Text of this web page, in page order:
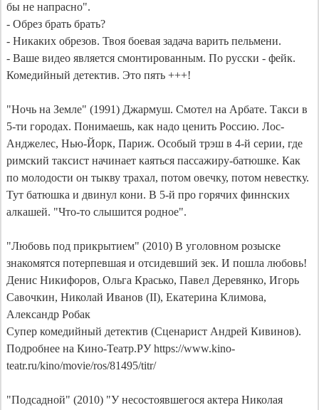
бы не напрасно".
- Обрез брать брать?
- Никаких обрезов. Твоя боевая задача варить пельмени.
- Ваше видео является смонтированным. По русски - фейк.
Комедийный детектив. Это пять +++!
"Ночь на Земле" (1991) Джармуш. Смотел на Арбате. Такси в
5-ти городах. Понимаешь, как надо ценить Россию. Лос-
Анджелес, Нью-Йорк, Париж. Особый трэш в 4-й серии, где
римский таксист начинает каяться пассажиру-батюшке. Как
по молодости он тыкву трахал, потом овечку, потом невестку.
Тут батюшка и двинул кони. В 5-й про горячих финнских
алкашей. "Что-то слышится родное".
"Любовь под прикрытием" (2010) В уголовном розыске
знакомятся потерпевшая и отсидевший зек. И пошла любовь!
Денис Никифоров, Ольга Красько, Павел Деревянко, Игорь
Савочкин, Николай Иванов (II), Екатерина Климова,
Александр Робак
Супер комедийный детектив (Сценарист Андрей Кивинов).
Подробнее на Кино-Театр.РУ https://www.kino-
teatr.ru/kino/movie/ros/81495/titr/
"Подсадной" (2010) "У несостоявшегося актера Николая